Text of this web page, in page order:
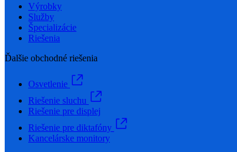
Výrobky
Služby
Špecializácie
Riešenia
Ďalšie obchodné riešenia
Osvetlenie
Riešenie sluchu
Riešenie pre displej
Riešenie pre diktafóny
Kancelárske monitory